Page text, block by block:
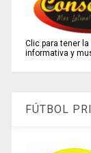
Clic para tener
informativa y
FÚTBOL